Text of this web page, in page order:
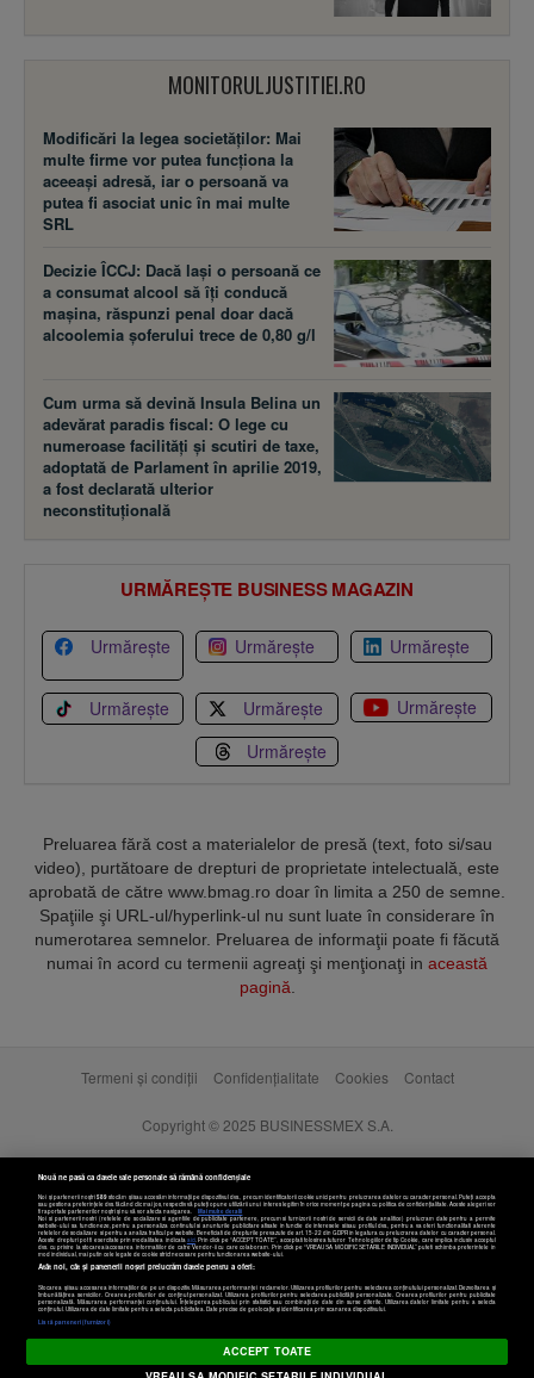
MONITORULJUSTITIEI.RO
Modificări la legea societăţilor: Mai
multe firme vor putea funcţiona la
aceeaşi adresă, iar o persoană va
putea fi asociat unic în mai multe
SRL
Decizie ÎCCJ: Dacă laşi o persoană ce
a consumat alcool să îţi conducă
maşina, răspunzi penal doar dacă
alcoolemia şoferului trece de 0,80 g/l
Cum urma să devină Insula Belina un
adevărat paradis fiscal: O lege cu
numeroase facilităţi şi scutiri de taxe,
adoptată de Parlament în aprilie 2019,
a fost declarată ulterior
neconstituţională
URMĂREȘTE BUSINESS MAGAZIN
Urmărește Urmărește Urmărește
Urmărește Urmărește
Urmărește
Urmărește
Preluarea fără cost a materialelor de presă (text, foto si/sau
video), purtătoare de drepturi de proprietate intelectuală, este
aprobată de către www.bmag.ro doar în limita a 250 de semne.
Spaţiile şi URL-ul/hyperlink-ul nu sunt luate în considerare în
numerotarea semnelor. Preluarea de informaţii poate fi făcută
numai în acord cu termenii agreaţi şi menţionaţi in această
pagină
Termeni și condiții Confidențialitate Cookies Contact
Copyright © 2025 BUSINESSMEX S.A.
Setări cookies
Nouă ne pasă ca datele tale personale să rămână confidențiale
Noi și partenerii noștri589stocăm și/sau accesăm informații pe dispozitivul dvs., precum identificatorii cookie unici pentru prelucrarea datelor cu caracter personal. Puteți accepta
sau gestiona preferințele dvs. făcând clic mai jos, respectiv vă puteți opune utilizării unui interes legitim în orice moment pe pagina cu politica de confidențialitate. Aceste alegeri vor
fi raportate partenerilor noștri și nu vă vor afecta navigarea.
Mai multe detalii
Noi si partenerii nostri (retelele de socializare si agentiile de publicitate partenere, precum si furnizorii nostri de servicii de date analitice) prelucram date pentru a permite
website-ului sa functioneze, pentru a personaliza continutul si anunturile publicitare afisate in functie de interesele si/sau profilul dvs., pentru a va oferi functionalitati aferente
retelelor de socializare si pentru a analiza traficul pe website. Beneficiati de drepturile prevazute de art. 15-22 din GDPR in legatura cu prelucrarea datelor cu caracter personal.
Aceste drepturi pot fi exercitate prin modalitatea indicataaici. Prin click pe “ACCEPT TOATE”, acceptati folosirea tuturor Tehnologiilor de tip Cookie, care implica inclusiv acceptul
dvs. cu privire la stocarea/accesarea informatiilor de catre Vendor-ii cu care colaboram. Prin click pe “VREAU SA MODIFIC SETARILE INDIVIDUAL” puteti schimba preferintele in
mod individual, mai putin cele legate de cookie strict necesare pentru functionarea website-ului.
Atât noi, cât și partenerii noștri prelucrăm datele pentru a oferi:
Stocarea și/sau accesarea informațiilor de pe un dispozitiv. Măsurarea performanței reclamelor. Utilizarea profilurilor pentru selectarea conținutului personalizat. Dezvoltarea și
îmbunătățirea serviciilor. Crearea profilurilor de conținut personalizat. Utilizarea profilurilor pentru selectarea publicității personalizate. Crearea profilurilor pentru publicitate
personalizată. Măsurarea performanței conținutului. Înțelegerea publicului prin statistici sau combinații de date din surse diferite. Utilizarea datelor limitate pentru a selecta
conținutul. Utilizarea de date limitate pentru a selecta publicitatea. Date precise de geolocație și identificarea prin scanarea dispozitivului.
Listă parteneri (furnizori)
ACCEPT TOATE